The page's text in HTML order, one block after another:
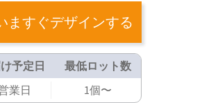
ますぐデザインする
予定日
業日
最低ロット数
1個〜